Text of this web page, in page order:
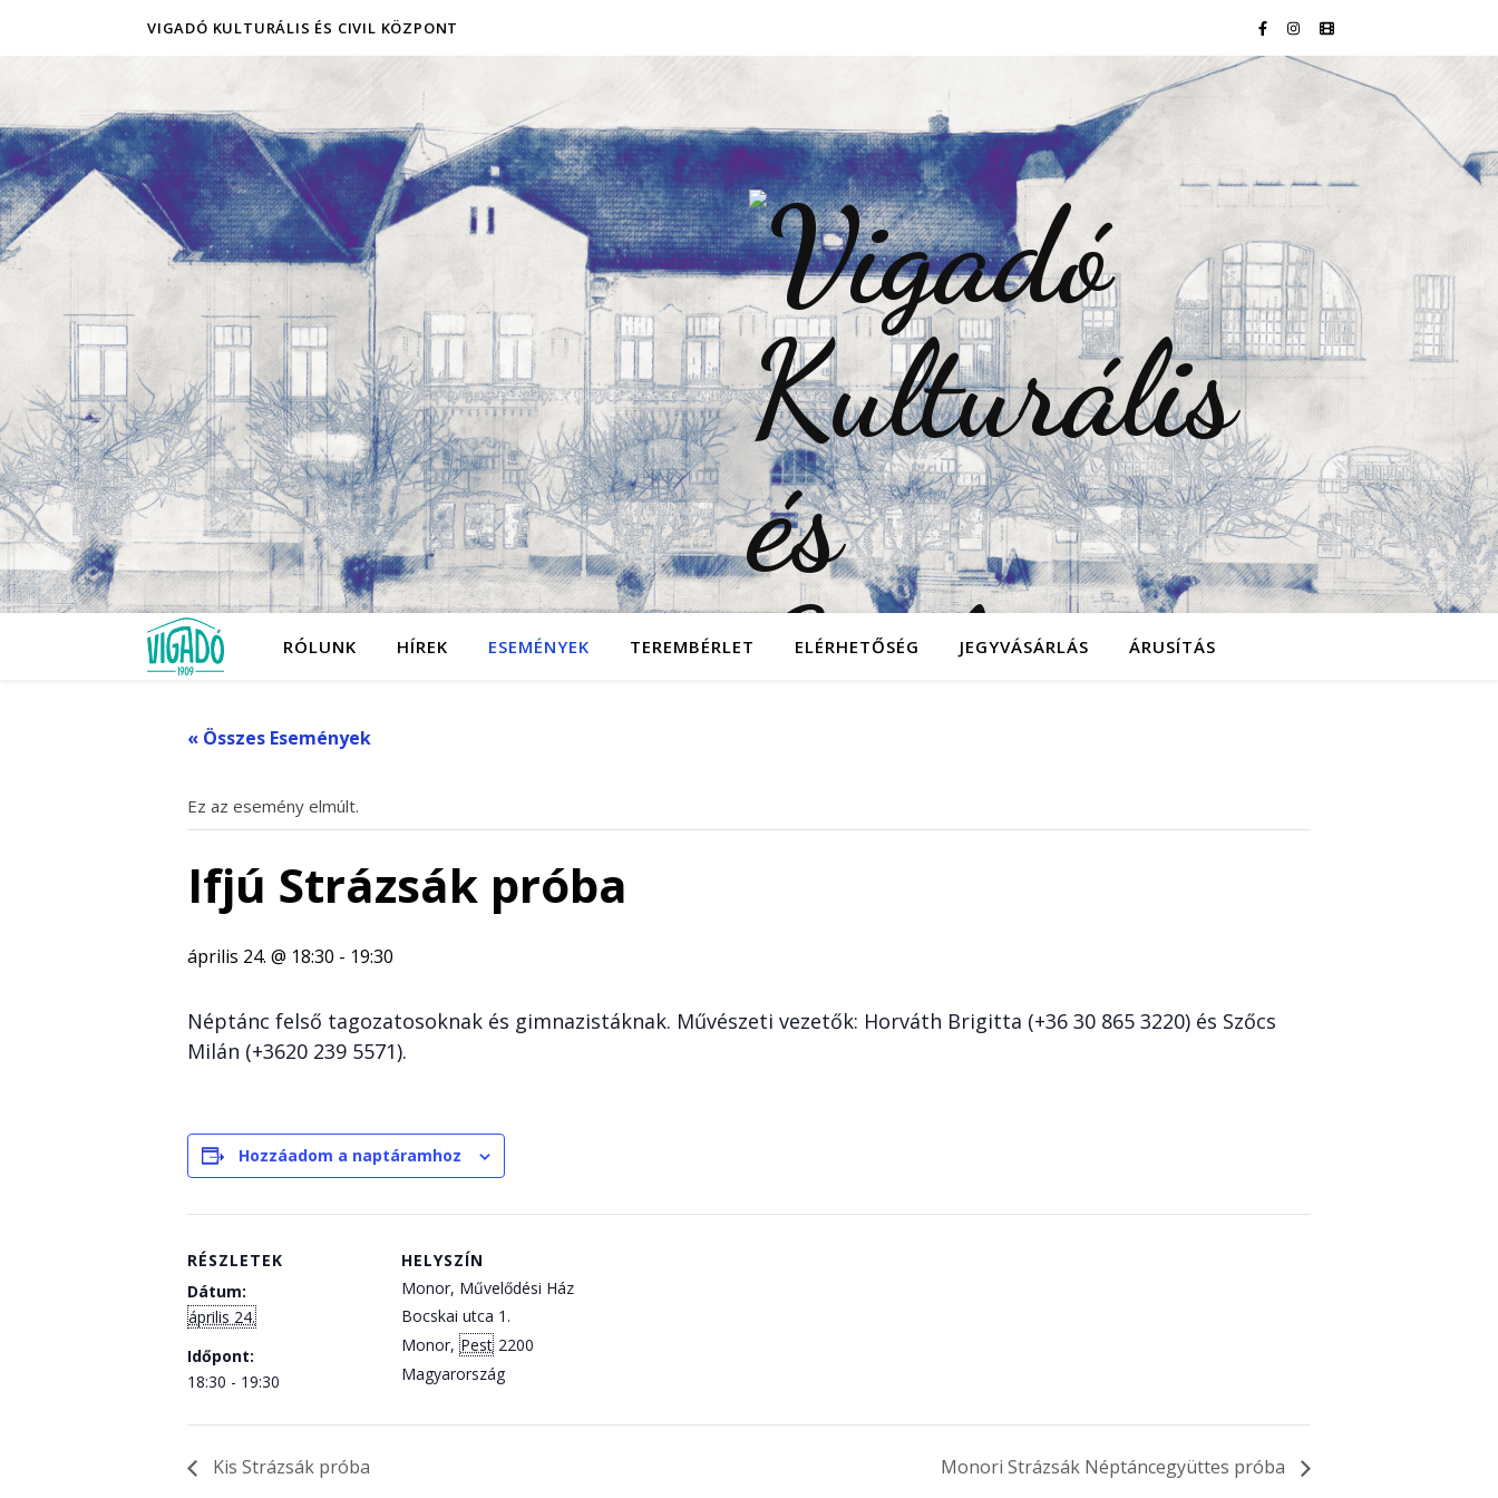
VIGADÓ KULTURÁLIS ÉS CIVIL KÖZPONT
RÓLUNK HÍREK ESEMÉNYEK TEREMBÉRLET ELÉRHETŐSÉG JEGYVÁSÁRLÁS ÁRUSÍTÁS
« Összes Események
Ez az esemény elmúlt.
Ifjú Strázsák próba
április 24. @ 18:30 - 19:30
Néptánc felső tagozatosoknak és gimnazistáknak. Művészeti vezetők: Horváth Brigitta (+36 30 865 3220) és Szőcs
Milán (+3620 239 5571).
Hozzáadom a naptáramhoz
RÉSZLETEK
Dátum:
április 24.
Időpont:
18:30 - 19:30
HELYSZÍN
Monor, Művelődési Ház
Bocskai utca 1.
Monor, Pest 2200
Magyarország
Kis Strázsák próba Monori Strázsák Néptáncegyüttes próba